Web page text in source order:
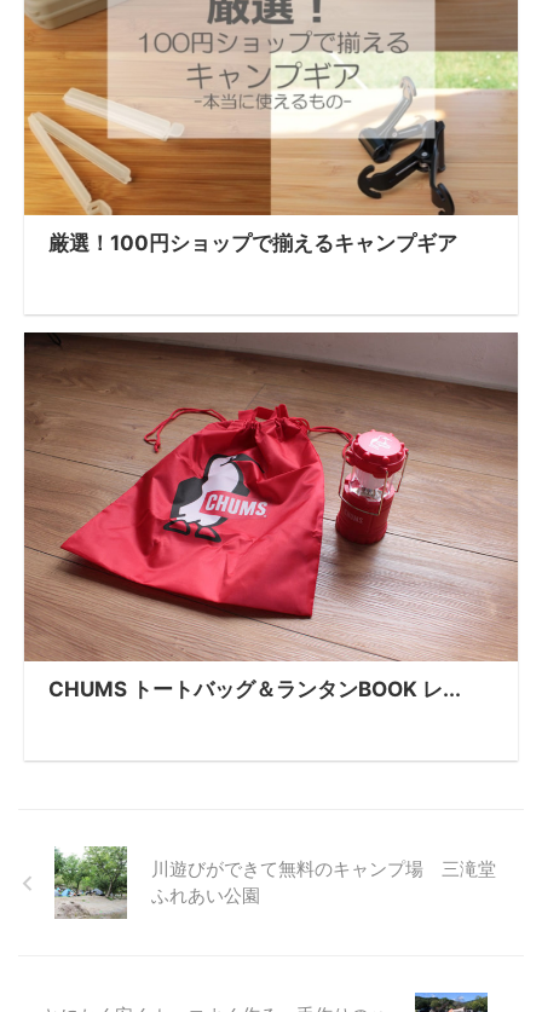
厳選！100円ショップで揃えるキャンプギア
CHUMS トートバッグ＆ランタンBOOK レ...
川遊びができて無料のキャンプ場 三滝堂
ふれあい公園